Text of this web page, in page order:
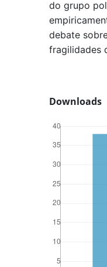
do grupo
debate
fragilidades
Downloads